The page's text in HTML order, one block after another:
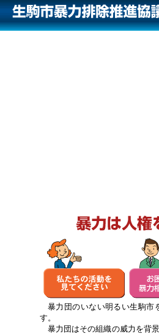
暴力団のいない明るい生駒市
す。
暴力団はその組織の威力を背